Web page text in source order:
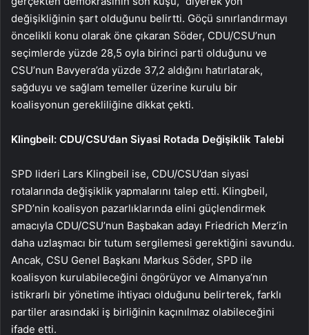
değişikliğinin şart olduğunu belirtti. Göçü sınırlandırmayı
öncelikli konu olarak öne çıkaran Söder, CDU/CSU’nun
seçimlerde yüzde 28,5 oyla birinci parti olduğunu ve
CSU’nun Bavyera’da yüzde 37,2 aldığını hatırlatarak,
sağduyu ve sağlam temeller üzerine kurulu bir
koalisyonun gerekliliğine dikkat çekti.
Klingbeil: CDU/CSU’dan Siyasi Rotada Değişiklik Talebi
SPD lideri Lars Klingbeil ise, CDU/CSU’dan siyasi
rotalarında değişiklik yapmalarını talep etti. Klingbeil,
SPD’nin koalisyon pazarlıklarında elini güçlendirmek
amacıyla CDU/CSU’nun Başbakan adayı Friedrich Merz’in
daha uzlaşmacı bir tutum sergilemesi gerektiğini savundu.
Ancak, CSU Genel Başkanı Markus Söder, SPD ile
koalisyon kurulabileceğini öngörüyor ve Almanya’nın
istikrarlı bir yönetime ihtiyacı olduğunu belirterek, farklı
partiler arasındaki iş birliğinin kaçınılmaz olabileceğini
ifade etti.